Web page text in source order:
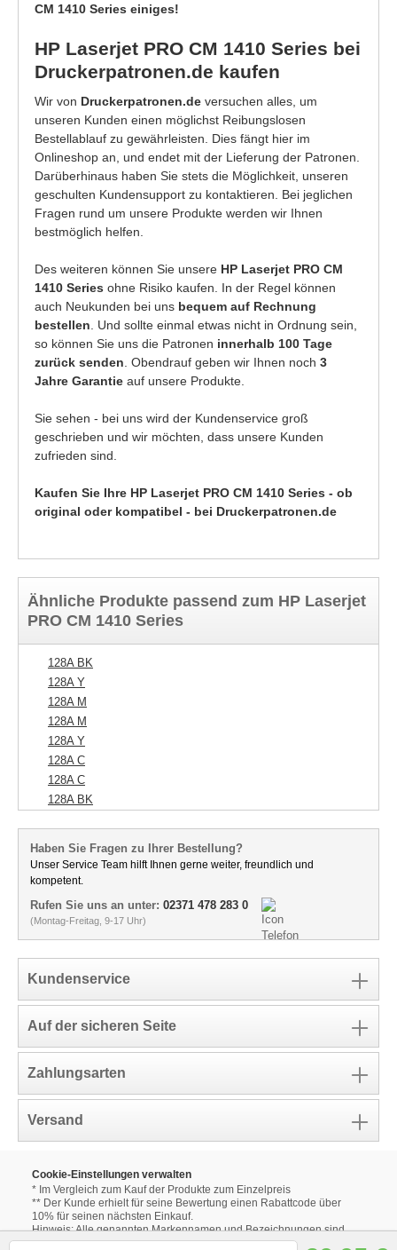
CM 1410 Series einiges!
HP Laserjet PRO CM 1410 Series bei
Druckerpatronen.de kaufen
Wir von Druckerpatronen.de versuchen alles, um
unseren Kunden einen möglichst Reibungslosen
Bestellablauf zu gewährleisten. Dies fängt hier im
Onlineshop an, und endet mit der Lieferung der Patronen.
Darüberhinaus haben Sie stets die Möglichkeit, unseren
geschulten Kundensupport zu kontaktieren. Bei jeglichen
Fragen rund um unsere Produkte werden wir Ihnen
bestmöglich helfen.
Des weiteren können Sie unsere HP Laserjet PRO CM
1410 Series ohne Risiko kaufen. In der Regel können
auch Neukunden bei uns bequem auf Rechnung
bestellen . Und sollte einmal etwas nicht in Ordnung sein,
so können Sie uns die Patronen innerhalb 100 Tage
zurück senden . Obendrauf geben wir Ihnen noch 3
Jahre Garantie auf unsere Produkte.
Sie sehen - bei uns wird der Kundenservice groß
geschrieben und wir möchten, dass unsere Kunden
zufrieden sind.
Kaufen Sie Ihre HP Laserjet PRO CM 1410 Series - ob
original oder kompatibel - bei Druckerpatronen.de
Ähnliche Produkte passend zum HP Laserjet
PRO CM 1410 Series
128A BK
128A Y
128A M
128A M
128A Y
128A C
128A C
128A BK
Haben Sie Fragen zu Ihrer Bestellung?
Unser Service Team hilft Ihnen gerne weiter, freundlich und
kompetent.
Rufen Sie uns an unter: 02371 478 283 0
(Montag-Freitag, 9-17 Uhr)
Kundenservice
Auf der sicheren Seite
Zahlungsarten
Versand
Cookie-Einstellungen verwalten
* Im Vergleich zum Kauf der Produkte zum Einzelpreis
** Der Kunde erhielt für seine Bewertung einen Rabattcode über
10% für seinen nächsten Einkauf.
Hinweis: Alle genannten Markennamen und Bezeichnungen sind
eingetragene Warenzeichen ihrer Eigentümer.